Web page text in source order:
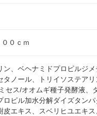
０ｃｍ
、ベヘナミドプロピルジ
ノール、トリイソステア
セス/オオムギ種子発酵液
ピル加水分解ダイズタン
エキス、スベリヒユエキ